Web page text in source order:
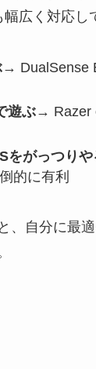
広く対応し
→ DualSense
遊ぶ→ Razer
をがっつりや
的に有利
、自分に最